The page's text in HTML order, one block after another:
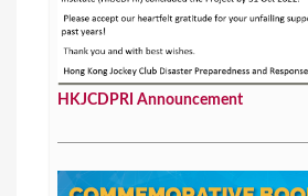
HKJCDPRI Announcement